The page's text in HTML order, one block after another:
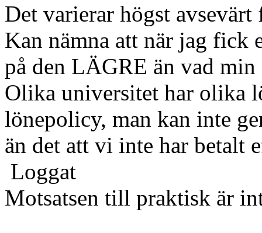
Det varierar högst
Kan nämna att när jag fick
på den LÄGRE än vad min
Olika universitet har olika
lönepolicy, man kan inte
än det att vi inte har betalt
Loggat
Motsatsen till praktisk är